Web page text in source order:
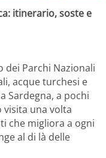
itinerario, soste e
dei Parchi Nazionali
acque turchesi e
Sardegna, a pochi
visita una volta
che migliora a ogni
al di là delle